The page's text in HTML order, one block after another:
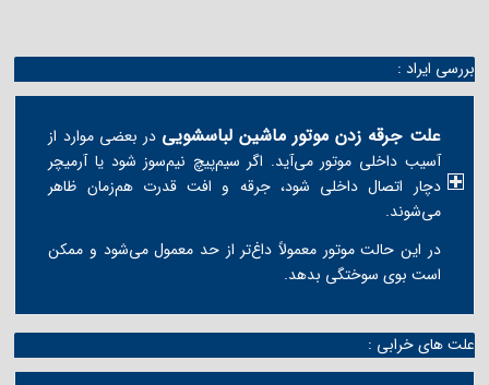
بررسی ایراد :
علت جرقه زدن موتور ماشین لباسشویی در بعضی موارد از
آسیب داخلی موتور می‌آید. اگر سیم‌پیچ نیم‌سوز شود یا آرمیچر
دچار اتصال داخلی شود، جرقه و افت قدرت هم‌زمان ظاهر
می‌شوند.
در این حالت موتور معمولاً داغ‌تر از حد معمول می‌شود و ممکن
است بوی سوختگی بدهد.
علت های خرابی :